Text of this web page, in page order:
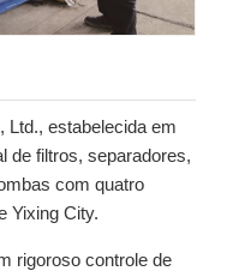
Ltd., estabelecida em
de filtros, separadores,
com quatro
Yixing City.
rigoroso controle de